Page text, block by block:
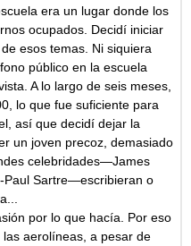
era un lugar donde los
ocupados. Decidí iniciar
esos temas. Ni siquiera
público en la escuela
A lo largo de seis meses,
lo que fue suficiente para
así que decidí dejar la
un joven precoz, demasiado
celebridades—James
Paul Sartre—escribieran o
por lo que hacía. Por eso
aerolíneas, a pesar de